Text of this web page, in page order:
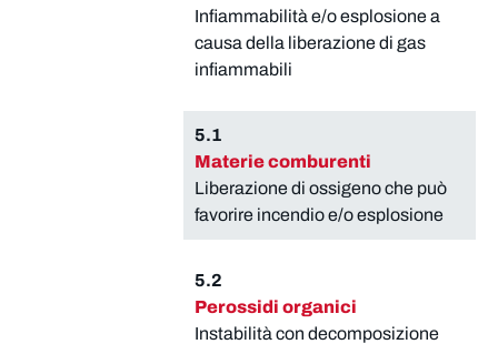
Infiammabilità e/o esplosione a
causa della liberazione di gas
infiammabili
5.1
Materie comburenti
Liberazione di ossigeno che può
favorire incendio e/o esplosione
5.2
Perossidi organici
Instabilità con decomposizione